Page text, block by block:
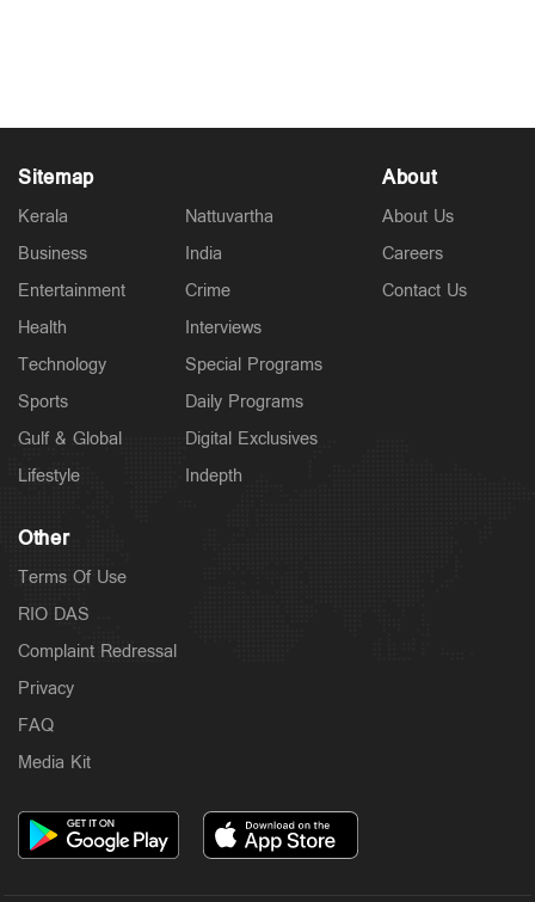
Sitemap
Kerala
Business
Entertainment
Health
Technology
Sports
Gulf & Global
Lifestyle
Nattuvartha
India
Crime
Interviews
Special Programs
Daily Programs
Digital Exclusives
Indepth
About
About Us
Careers
Contact Us
Other
Terms Of Use
RIO DAS
Complaint Redressal
Privacy
FAQ
Media Kit